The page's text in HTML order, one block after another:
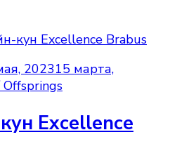
202315 марта,
Excellence